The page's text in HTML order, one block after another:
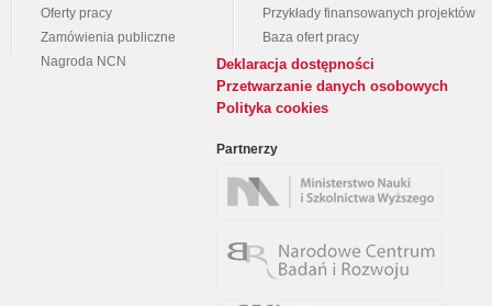
Oferty pracy
Zamówienia publiczne
Nagroda NCN
Przykłady finansowanych projektów
Baza ofert pracy
Deklaracja dostępności
Przetwarzanie danych osobowych
Polityka cookies
Partnerzy